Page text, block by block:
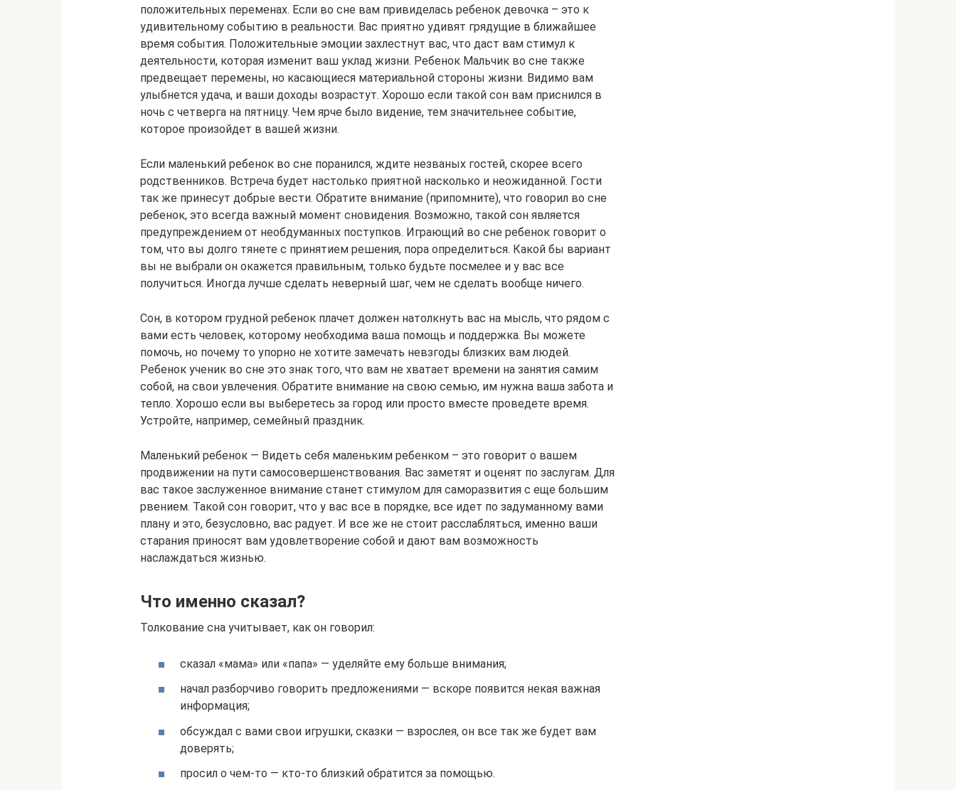
положительных переменах. Если во сне вам привиделась ребенок девочка – это к
удивительному событию в реальности. Вас приятно удивят грядущие в ближайшее
время события. Положительные эмоции захлестнут вас, что даст вам стимул к
деятельности, которая изменит ваш уклад жизни. Ребенок Мальчик во сне также
предвещает перемены, но касающиеся материальной стороны жизни. Видимо вам
улыбнется удача, и ваши доходы возрастут. Хорошо если такой сон вам приснился в
ночь с четверга на пятницу. Чем ярче было видение, тем значительнее событие,
которое произойдет в вашей жизни.
Если маленький ребенок во сне поранился, ждите незваных гостей, скорее всего
родственников. Встреча будет настолько приятной насколько и неожиданной. Гости
так же принесут добрые вести. Обратите внимание (припомните), что говорил во сне
ребенок, это всегда важный момент сновидения. Возможно, такой сон является
предупреждением от необдуманных поступков. Играющий во сне ребенок говорит о
том, что вы долго тянете с принятием решения, пора определиться. Какой бы вариант
вы не выбрали он окажется правильным, только будьте посмелее и у вас все
получиться. Иногда лучше сделать неверный шаг, чем не сделать вообще ничего.
Сон, в котором грудной ребенок плачет должен натолкнуть вас на мысль, что рядом с
вами есть человек, которому необходима ваша помощь и поддержка. Вы можете
помочь, но почему то упорно не хотите замечать невзгоды близких вам людей.
Ребенок ученик во сне это знак того, что вам не хватает времени на занятия самим
собой, на свои увлечения. Обратите внимание на свою семью, им нужна ваша забота и
тепло. Хорошо если вы выберетесь за город или просто вместе проведете время.
Устройте, например, семейный праздник.
Маленький ребенок — Видеть себя маленьким ребенком – это говорит о вашем
продвижении на пути самосовершенствования. Вас заметят и оценят по заслугам. Для
вас такое заслуженное внимание станет стимулом для саморазвития с еще большим
рвением. Такой сон говорит, что у вас все в порядке, все идет по задуманному вами
плану и это, безусловно, вас радует. И все же не стоит расслабляться, именно ваши
старания приносят вам удовлетворение собой и дают вам возможность
наслаждаться жизнью.
Что именно сказал?
Толкование сна учитывает, как он говорил:
сказал «мама» или «папа» — уделяйте ему больше внимания;
начал разборчиво говорить предложениями — вскоре появится некая важная
информация;
обсуждал с вами свои игрушки, сказки — взрослея, он все так же будет вам
доверять;
просил о чем-то — кто-то близкий обратится за помощью.